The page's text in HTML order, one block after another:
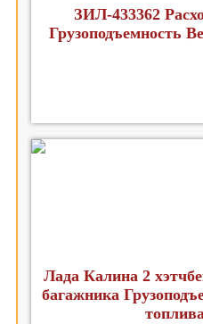
ЗИЛ-433362
Грузоподъемность
Лада Калина 2
багажника